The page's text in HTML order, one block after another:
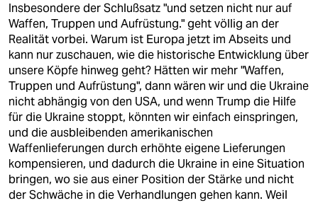
Insbesondere der Schlußsatz "und setzen nicht nur auf
Waffen, Truppen und Aufrüstung." geht völlig an der
Realität vorbei. Warum ist Europa jetzt im Abseits und
kann nur zuschauen, wie die historische Entwicklung über
unsere Köpfe hinweg geht? Hätten wir mehr "Waffen,
Truppen und Aufrüstung", dann wären wir und die Ukraine
nicht abhängig von den USA, und wenn Trump die Hilfe
für die Ukraine stoppt, könnten wir einfach einspringen,
und die ausbleibenden amerikanischen
Waffenlieferungen durch erhöhte eigene Lieferungen
kompensieren, und dadurch die Ukraine in eine Situation
bringen, wo sie aus einer Position der Stärke und nicht
der Schwäche in die Verhandlungen gehen kann. Weil